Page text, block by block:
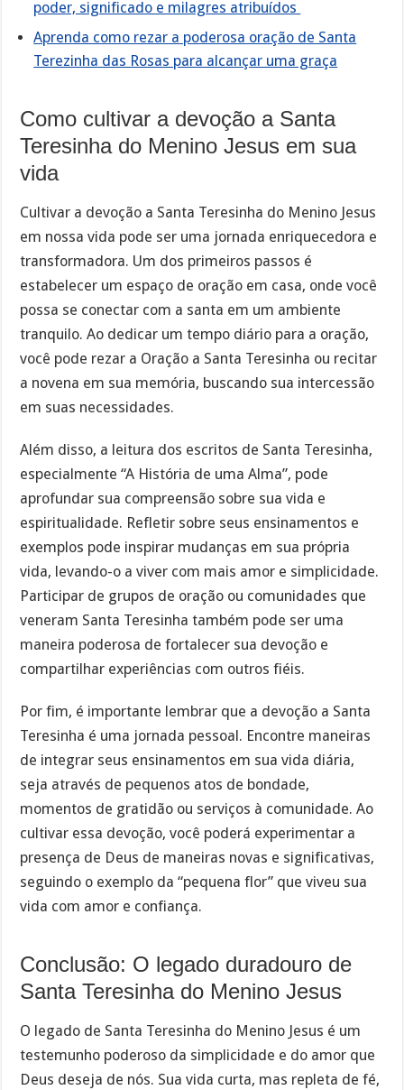
poder, significado e milagres atribuídos
Aprenda como rezar a poderosa oração de Santa
Terezinha das Rosas para alcançar uma graça
Como cultivar a devoção a Santa
Teresinha do Menino Jesus em sua
vida
Cultivar a devoção a Santa Teresinha do Menino Jesus
em nossa vida pode ser uma jornada enriquecedora e
transformadora. Um dos primeiros passos é
estabelecer um espaço de oração em casa, onde você
possa se conectar com a santa em um ambiente
tranquilo. Ao dedicar um tempo diário para a oração,
você pode rezar a Oração a Santa Teresinha ou recitar
a novena em sua memória, buscando sua intercessão
em suas necessidades.
Além disso, a leitura dos escritos de Santa Teresinha,
especialmente “A História de uma Alma”, pode
aprofundar sua compreensão sobre sua vida e
espiritualidade. Refletir sobre seus ensinamentos e
exemplos pode inspirar mudanças em sua própria
vida, levando-o a viver com mais amor e simplicidade.
Participar de grupos de oração ou comunidades que
veneram Santa Teresinha também pode ser uma
maneira poderosa de fortalecer sua devoção e
compartilhar experiências com outros fiéis.
Por fim, é importante lembrar que a devoção a Santa
Teresinha é uma jornada pessoal. Encontre maneiras
de integrar seus ensinamentos em sua vida diária,
seja através de pequenos atos de bondade,
momentos de gratidão ou serviços à comunidade. Ao
cultivar essa devoção, você poderá experimentar a
presença de Deus de maneiras novas e significativas,
seguindo o exemplo da “pequena flor” que viveu sua
vida com amor e confiança.
Conclusão: O legado duradouro de
Santa Teresinha do Menino Jesus
O legado de Santa Teresinha do Menino Jesus é um
testemunho poderoso da simplicidade e do amor que
Deus deseja de nós. Sua vida curta, mas repleta de fé,